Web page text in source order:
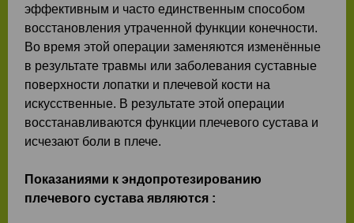
эффективным и часто единственным способом
восстановления утраченной функции конечности.
Во время этой операции заменяются изменённые
в результате травмы или заболевания суставные
поверхности лопатки и плечевой кости на
искусственные. В результате этой операции
восстанавливаются функции плечевого сустава и
исчезают боли в плече.
Показаниями к эндопротезированию
плечевого сустава являются :